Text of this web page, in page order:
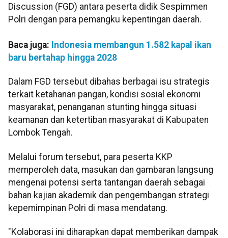
Discussion (FGD) antara peserta didik Sespimmen
Polri dengan para pemangku kepentingan daerah.
Baca juga: Indonesia membangun 1.582 kapal ikan
baru bertahap hingga 2028
Dalam FGD tersebut dibahas berbagai isu strategis
terkait ketahanan pangan, kondisi sosial ekonomi
masyarakat, penanganan stunting hingga situasi
keamanan dan ketertiban masyarakat di Kabupaten
Lombok Tengah.
Melalui forum tersebut, para peserta KKP
memperoleh data, masukan dan gambaran langsung
mengenai potensi serta tantangan daerah sebagai
bahan kajian akademik dan pengembangan strategi
kepemimpinan Polri di masa mendatang.
"Kolaborasi ini diharapkan dapat memberikan dampak